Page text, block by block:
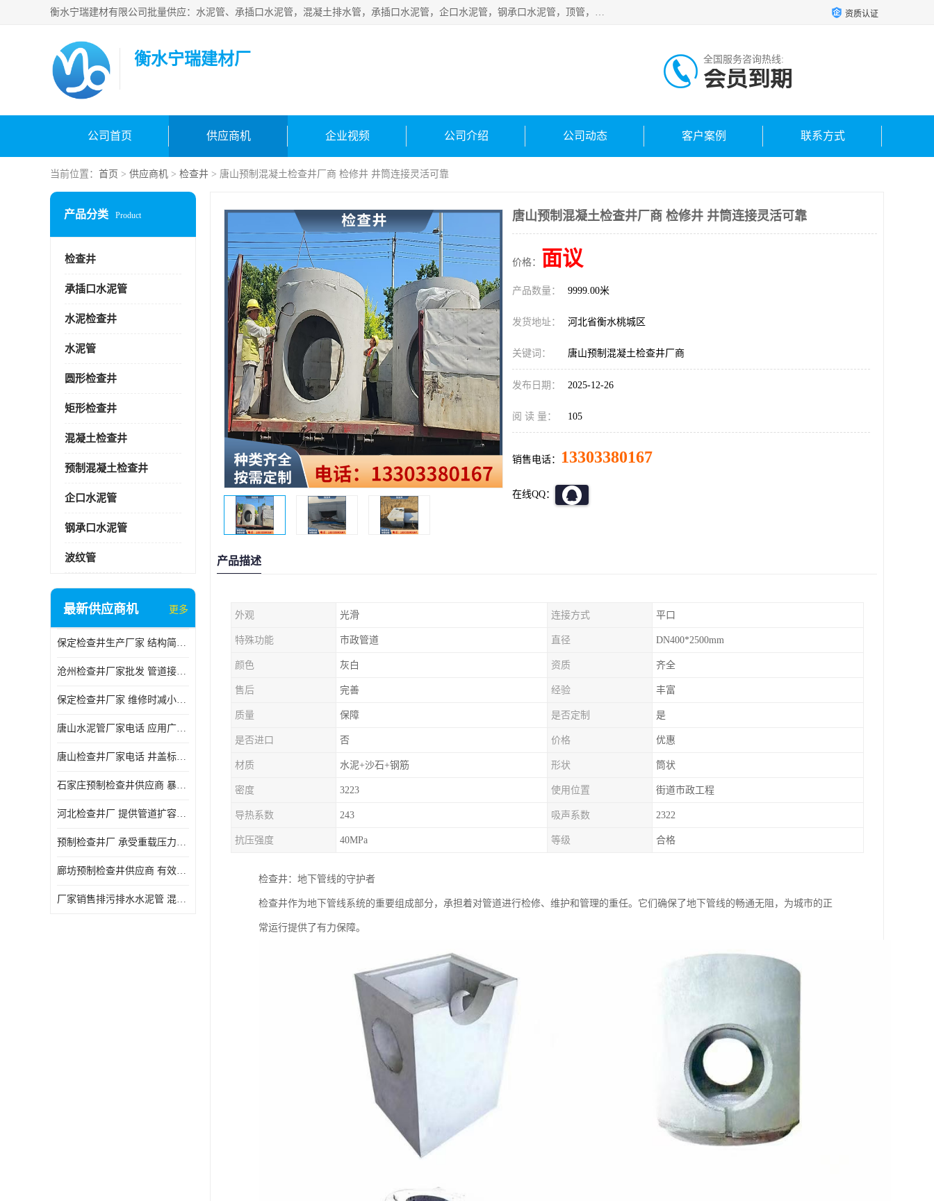
衡水宁瑞建材有限公司批量供应：水泥管、承插口水泥管，混凝土排水管，承插口水泥管，企口水泥管，钢承口水泥管，顶管，平口水泥管，水泥检查井，混凝土检查井，预制混凝土检查井，矩形检查井，圆形检查井等产品。 资质认证
衡水宁瑞建材厂 全国服务咨询热线:
会员到期
公司首页 供应商机 企业视频 公司介绍 公司动态 客户案例 联系方式
当前位置： 首页 > 供应商机 > 检查井 > 唐山预制混凝土检查井厂商 检修井 井筒连接灵活可靠
产品分类 Product
检查井
承插口水泥管
水泥检查井
水泥管
圆形检查井
矩形检查井
混凝土检查井
预制混凝土检查井
企口水泥管
钢承口水泥管
波纹管
最新供应商机 更多
保定检查井生产厂家 结构简单易于安装
沧州检查井厂家批发 管道接口密封良好
保定检查井厂家 维修时减小交通影响
唐山水泥管厂家电话 应用广泛领域多样
唐山检查井厂家电话 井盖标识清晰无误
石家庄预制检查井供应商 暴雨季节排水畅通
河北检查井厂 提供管道扩容接口
预制检查井厂 承受重载压力稳定
廊坊预制检查井供应商 有效引导分流雨水
厂家销售排污排水水泥管 混凝土钢筋水泥管 承插式混凝土排水管
唐山预制混凝土检查井厂商 检修井 井筒连接灵活可靠
价格： 面议
产品数量： 9999.00米
发货地址： 河北省衡水桃城区
关键词： 唐山预制混凝土检查井厂商
发布日期： 2025-12-26
阅 读 量： 105
销售电话： 13303380167
在线QQ：
产品描述
外观 光滑 连接方式 平口
特殊功能 市政管道 直径 DN400*2500mm
颜色 灰白 资质 齐全
售后 完善 经验 丰富
质量 保障 是否定制 是
是否进口 否 价格 优惠
材质 水泥+沙石+钢筋 形状 筒状
密度 3223 使用位置 街道市政工程
导热系数 243 吸声系数 2322
抗压强度 40MPa 等级 合格
检查井：地下管线的守护者
检查井作为地下管线系统的重要组成部分，承担着对管道进行检修、维护和管理的重任。它们确保了地下管线的畅通无阻，为城市的正
常运行提供了有力保障。